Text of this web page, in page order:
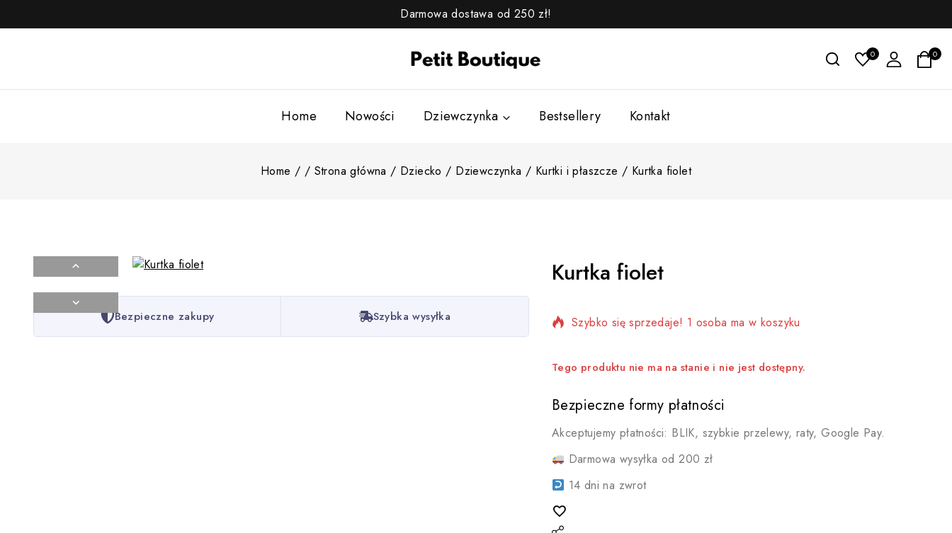
Darmowa dostawa od 250 zł!
0 0
Home Nowości Dziewczynka Bestsellery Kontakt
Home / / Strona główna / Dziecko / Dziewczynka / Kurtki i płaszcze / Kurtka fiolet
Bezpieczne zakupy Szybka wysyłka
Kurtka fiolet
Szybko się sprzedaje! 1 osoba ma w koszyku
Tego produktu nie ma na stanie i nie jest dostępny.
Bezpieczne formy płatności
Akceptujemy płatności: BLIK, szybkie przelewy, raty, Google Pay.
Darmowa wysyłka od 200 zł
14 dni na zwrot